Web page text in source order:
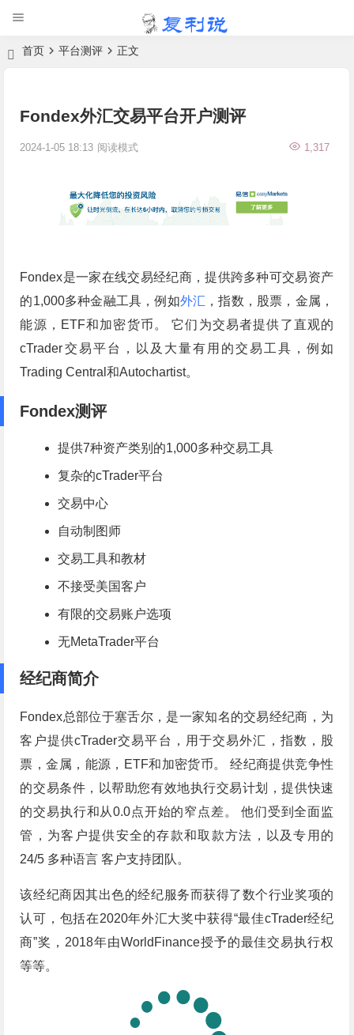
首页 平台测评 正文
Fondex外汇交易平台开户测评
2024-1-05 18:13 1,317
阅读模式
Fondex是一家在线交易经纪商，提供跨多种可交易资产
的1,000多种金融工具，例如外汇 ，指数，股票，金属，
能源，ETF和加密货币。 它们为交易者提供了直观的
cTrader交易平台，以及大量有用的交易工具，例如
Trading Central和Autochartist。
Fondex测评
提供7种资产类别的1,000多种交易工具
复杂的cTrader平台
交易中心
自动制图师
交易工具和教材
不接受美国客户
有限的交易账户选项
无MetaTrader平台
经纪商简介
Fondex总部位于塞舌尔，是一家知名的交易经纪商，为
客户提供cTrader交易平台，用于交易外汇，指数，股
票，金属，能源，ETF和加密货币。 经纪商提供竞争性
的交易条件，以帮助您有效地执行交易计划，提供快速
的交易执行和从0.0点开始的窄点差。 他们受到全面监
管，为客户提供安全的存款和取款方法，以及专用的
24/5 多种语言 客户支持团队。
该经纪商因其出色的经纪服务而获得了数个行业奖项的
认可，包括在2020年外汇大奖中获得“最佳cTrader经纪
商”奖，2018年由WorldFinance授予的最佳交易执行权
等等。